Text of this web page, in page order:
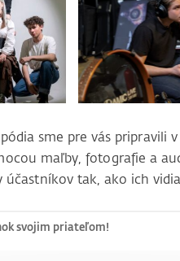
sme pre vás pripravili
maľby, fotografie a
tak, ako ich
svojim priateľom!